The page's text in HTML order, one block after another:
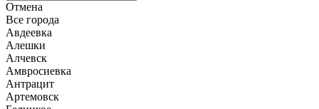
Отмена
Все города
Авдеевка
Алешки
Алчевск
Амвросиевка
Антрацит
Артемовск